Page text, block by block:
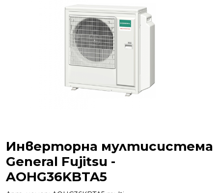
Инверторна мултисистема
General Fujitsu -
AOHG36KBTA5